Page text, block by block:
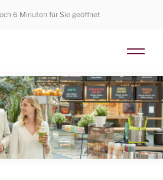
6 Minuten für Sie geöffnet